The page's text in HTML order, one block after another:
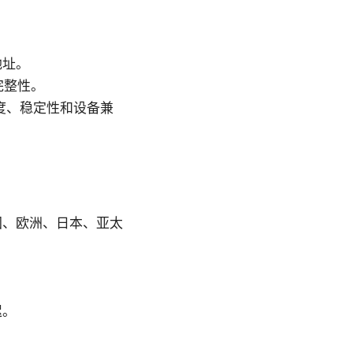
。
性。
稳定性和设备兼
欧洲、日本、亚太